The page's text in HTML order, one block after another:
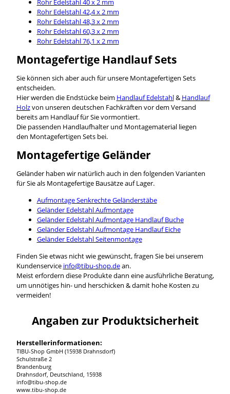
Rohr Edelstahl 42,4 x 2 mm
Rohr Edelstahl 48,3 x 2 mm
Rohr Edelstahl 60,3 x 2 mm
Rohr Edelstahl 76,1 x 2 mm
Montagefertige Handlauf Sets
Sie können sich aber auch für unsere Montagefertigen Sets
entscheiden.
Hier werden die Endstücke beim Handlauf Edelstahl& Handlauf
Holzvon unseren deutschen Fachkräften vor dem Versand
bereits am Handlauf für Sie vormontiert.
Die passenden Handlaufhalter und Montagematerial liegen
den Montagefertigen Sets bei.
Montagefertige Geländer
Geländer haben wir natürlich auch in den folgenden Varianten
für Sie als Montagefertige Bausätze auf Lager.
Aufmontage Senkrechte Geländerstäbe
Geländer Edelstahl Aufmontage
Geländer Edelstahl Aufmontage Handlauf Buche
Geländer Edelstahl Aufmontage Handlauf Eiche
Geländer Edelstahl Seitenmontage
Finden Sie etwas nicht wie gewünscht, fragen Sie bei unserem
Kundenservice info@tibu-shop.dean.
Meist erfordern diese Produkte dann eine ausführliche Beratung,
um unnötiges hin- und herschicken & damit hohe Kosten zu
vermeiden!
Angaben zur Produktsicherheit
Herstellerinformationen:
TIBU-Shop GmbH (15938 Drahnsdorf)
Schulstraße 2
Brandenburg
Drahnsdorf, Deutschland, 15938
info@tibu-shop.de
www.tibu-shop.de